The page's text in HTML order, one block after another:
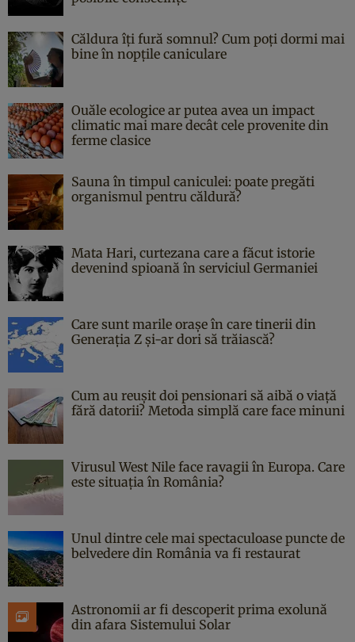
Căldura îți fură somnul? Cum poți dormi mai
bine în nopțile caniculare
Ouăle ecologice ar putea avea un impact
climatic mai mare decât cele provenite din
ferme clasice
Sauna în timpul caniculei: poate pregăti
organismul pentru căldură?
Mata Hari, curtezana care a făcut istorie
devenind spioană în serviciul Germaniei
Care sunt marile orașe în care tinerii din
Generația Z și-ar dori să trăiască?
Cum au reușit doi pensionari să aibă o viață
fără datorii? Metoda simplă care face minuni
Virusul West Nile face ravagii în Europa. Care
este situația în România?
Unul dintre cele mai spectaculoase puncte de
belvedere din România va fi restaurat
Astronomii ar fi descoperit prima exolună
din afara Sistemului Solar